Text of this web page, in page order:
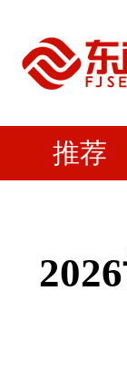
推荐